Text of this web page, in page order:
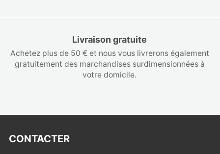
Livraison gratuite
Achetez plus de 50 € et nous vous livrerons également
gratuitement des marchandises surdimensionnées à
votre domicile.
CONTACTER